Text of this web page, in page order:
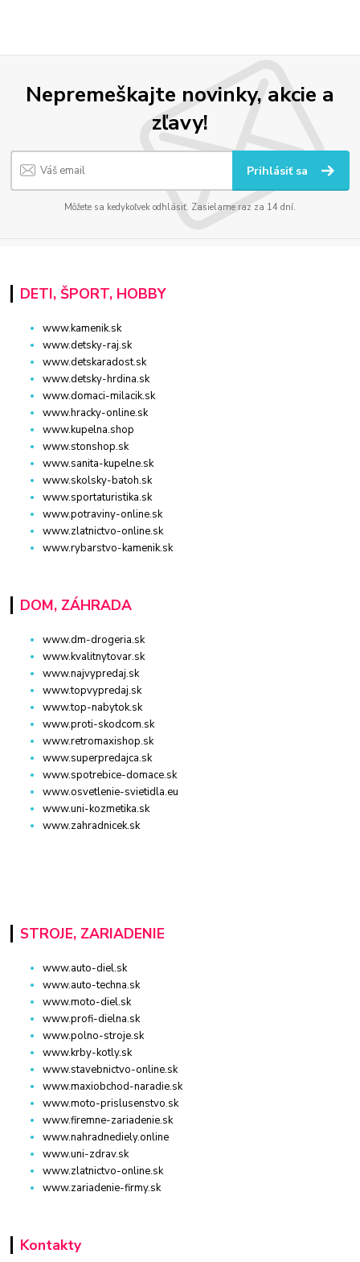
Nepremeškajte novinky, akcie a
zľavy!
Prihlásiť sa
Môžete sa kedykoľvek odhlásiť. Zasielame raz za 14 dní.
DETI, ŠPORT, HOBBY
www.kamenik.sk
www.detsky-raj.sk
www.detskaradost.sk
www.detsky-hrdina.sk
www.domaci-milacik.sk
www.hracky-online.sk
www.kupelna.shop
www.stonshop.sk
www.sanita-kupelne.sk
www.skolsky-batoh.sk
www.sportaturistika.sk
www.potraviny-online.sk
www.zlatnictvo-online.sk
www.rybarstvo-kamenik.sk
DOM, ZÁHRADA
www.dm-drogeria.sk
www.kvalitnytovar.sk
www.najvypredaj.sk
www.topvypredaj.sk
www.top-nabytok.sk
www.proti-skodcom.sk
www.retromaxishop.sk
www.superpredajca.sk
www.spotrebice-domace.sk
www.osvetlenie-svietidla.eu
www.uni-kozmetika.sk
www.zahradnicek.sk
STROJE, ZARIADENIE
www.auto-diel.sk
www.auto-techna.sk
www.moto-diel.sk
www.profi-dielna.sk
www.polno-stroje.sk
www.krby-kotly.sk
www.stavebnictvo-online.sk
www.maxiobchod-naradie.sk
www.moto-prislusenstvo.sk
www.firemne-zariadenie.sk
www.nahradnediely.online
www.uni-zdrav.sk
www.zlatnictvo-online.sk
www.zariadenie-firmy.sk
Kontakty